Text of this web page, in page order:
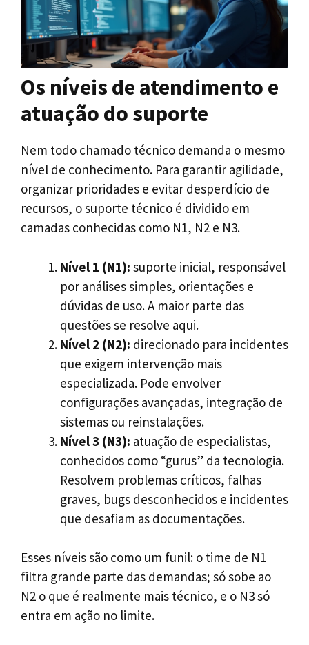
Os níveis de atendimento e
atuação do suporte
Nem todo chamado técnico demanda o mesmo
nível de conhecimento. Para garantir agilidade,
organizar prioridades e evitar desperdício de
recursos, o suporte técnico é dividido em
camadas conhecidas como N1, N2 e N3.
Nível 1 (N1): suporte inicial, responsável
por análises simples, orientações e
dúvidas de uso. A maior parte das
questões se resolve aqui.
Nível 2 (N2): direcionado para incidentes
que exigem intervenção mais
especializada. Pode envolver
configurações avançadas, integração de
sistemas ou reinstalações.
Nível 3 (N3): atuação de especialistas,
conhecidos como “gurus” da tecnologia.
Resolvem problemas críticos, falhas
graves, bugs desconhecidos e incidentes
que desafiam as documentações.
Esses níveis são como um funil: o time de N1
filtra grande parte das demandas; só sobe ao
N2 o que é realmente mais técnico, e o N3 só
entra em ação no limite.